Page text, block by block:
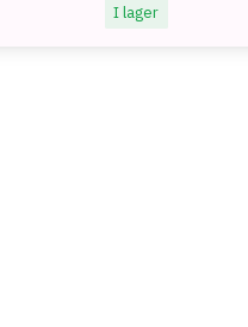
I lager